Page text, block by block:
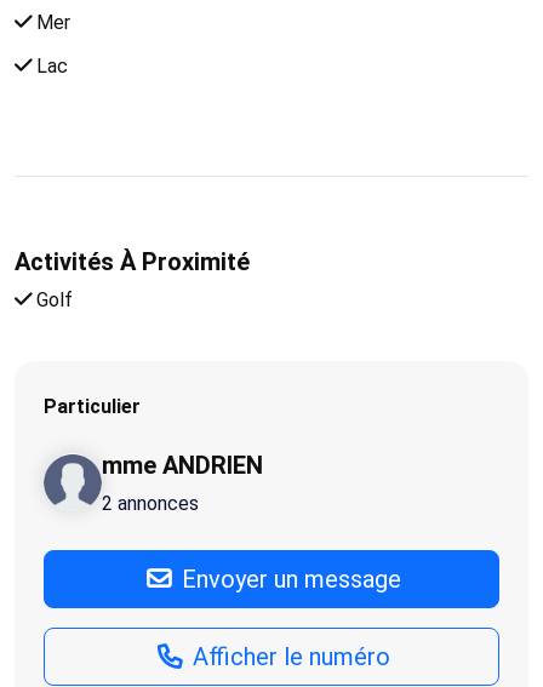
Mer
Lac
Activités À Proximité
Golf
Particulier
mme ANDRIEN
2 annonces
Envoyer un message
Afficher le numéro